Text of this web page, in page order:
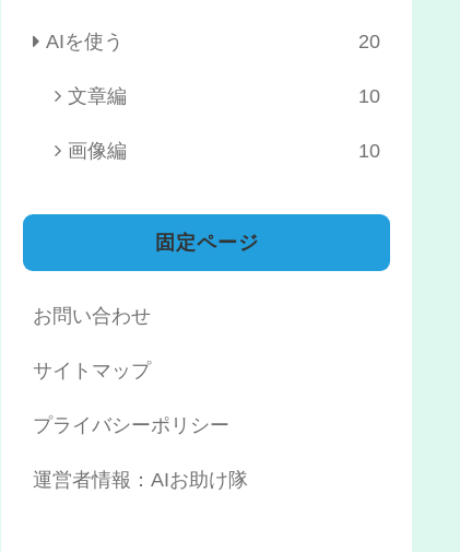
AIを使う 20
文章編 10
画像編 10
固定ページ
お問い合わせ
サイトマップ
プライバシーポリシー
運営者情報：AIお助け隊